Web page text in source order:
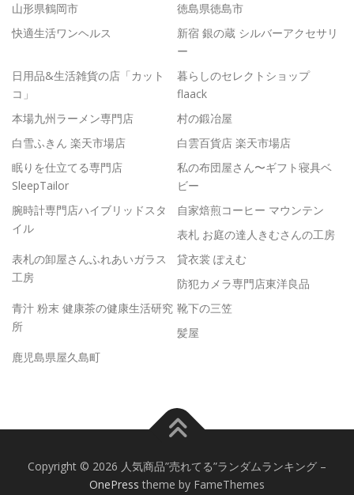
山形県鶴岡市
徳島県徳島市
快適生活ワンヘルス
新宿 銀の蔵 シルバーアクセサリ
ー
日用品&生活雑貨の店「カット
コ」
暮らしのセレクトショップ
flaack
本場九州ラーメン専門店
村の鍛冶屋
白雪ふきん 楽天市場店
白雲百貨店 楽天市場店
眠りを仕立てる専門店
SleepTailor
私の布団屋さん〜ギフト寝具ベ
ビー
腕時計専門店ハイブリッドスタ
イル
自家焙煎コーヒー マウンテン
表札 お庭の達人きむさんの工房
表札の卸屋さんふれあいガラス
工房
貸衣裳 ぽえむ
防犯カメラ専門店東洋良品
青汁 粉末 健康茶の健康生活研究
所
靴下の三笠
髪屋
鹿児島県屋久島町
Copyright © 2026 人気商品”売れてる”ランダムランキング –
OnePress theme by FameThemes